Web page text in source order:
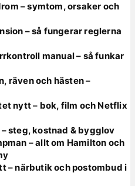
– symtom, orsaker och
– så fungerar reglerna
manual – så funkar
räven och hästen –
nytt – bok, film och Netflix
steg, kostnad & bygglov
– allt om Hamilton och
– närbutik och postombud i